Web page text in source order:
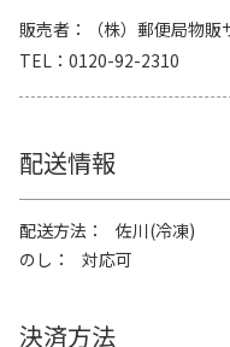
販売者
（株）郵便局物販
TEL
0120-92-2310
配送情報
配送方法
佐川(冷凍)
のし
対応可
決済方法